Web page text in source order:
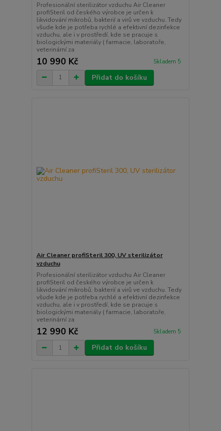
Profesionální sterilizátor vzduchu Air Cleaner
profiSteril od českého výrobce je určen k
likvidování mikrobů, bakterií a virů ve vzduchu. Tedy
všude kde je potřeba rychlé a efektivní dezinfekce
vzduchu, ale i v prostředí, kde se pracuje s
biologickými materiály ( farmacie, laboratoře,
veterinární za
10 990 Kč Skladem 5
Přidat do košíku
Air Cleaner profiSteril 300, UV sterilizátor
vzduchu
Profesionální sterilizátor vzduchu Air Cleaner
profiSteril od českého výrobce je určen k
likvidování mikrobů, bakterií a virů ve vzduchu. Tedy
všude kde je potřeba rychlé a efektivní dezinfekce
vzduchu, ale i v prostředí, kde se pracuje s
biologickými materiály ( farmacie, laboratoře,
veterinární za
12 990 Kč Skladem 5
Přidat do košíku